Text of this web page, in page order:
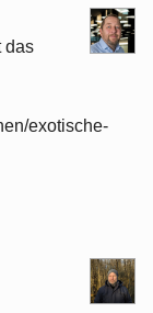
das
exotische-